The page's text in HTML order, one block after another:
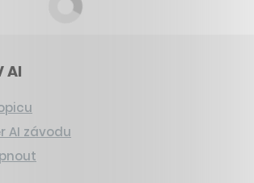
AI
AI závodu